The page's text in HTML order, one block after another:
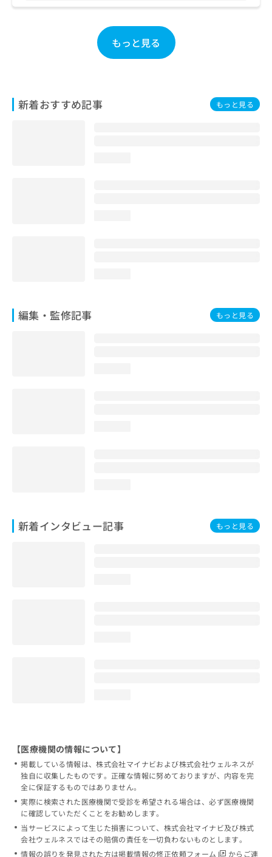
もっと見る
新着おすすめ記事 もっと見る
編集・監修記事 もっと見る
新着インタビュー記事 もっと見る
お
ち
【医療機関の情報について】
掲載している情報は、株式会社マイナビおよび株式会社ウェルネスが
独自に収集したものです。正確な情報に努めておりますが、内容を完
全に保証するものではありません。
実際に検索された医療機関で受診を希望される場合は、必ず医療機関
に確認していただくことをお勧めします。
当サービスによって生じた損害について、株式会社マイナビ及び株式
会社ウェルネスではその賠償の責任を一切負わないものとします。
情報の誤りを発見された方は掲載情報の修正依頼フォーム
からご連